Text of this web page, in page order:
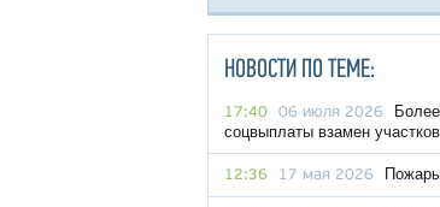
НОВОСТИ ПО ТЕМЕ:
17:40 06 июля 2026
соцвыплаты взамен участков
12:36 17 мая 2026